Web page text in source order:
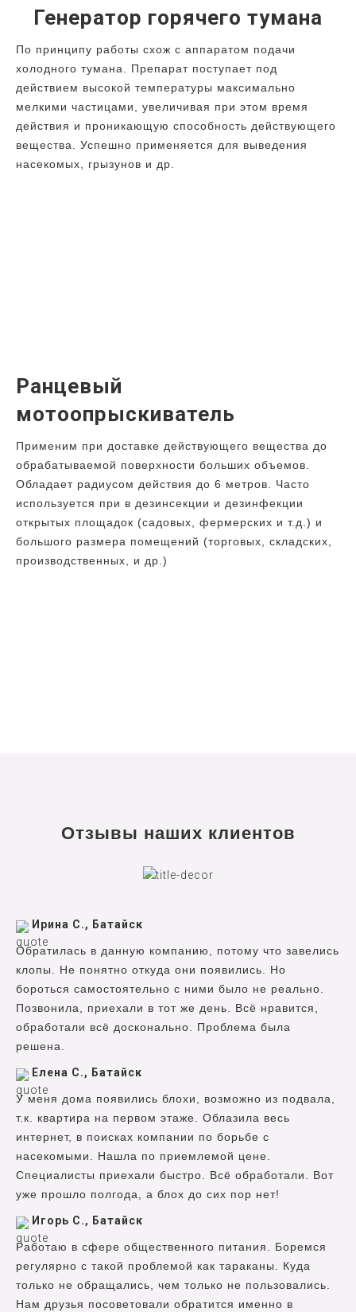
Генератор горячего тумана
По принципу работы схож с аппаратом подачи
холодного тумана. Препарат поступает под
действием высокой температуры максимально
мелкими частицами, увеличивая при этом время
действия и проникающую способность действующего
вещества. Успешно применяется для выведения
насекомых, грызунов и др.
Ранцевый
мотоопрыскиватель
Применим при доставке действующего вещества до
обрабатываемой поверхности больших объемов.
Обладает радиусом действия до 6 метров. Часто
используется при в дезинсекции и дезинфекции
открытых площадок (садовых, фермерских и т.д.) и
большого размера помещений (торговых, складских,
производственных, и др.)
Отзывы наших клиентов
Ирина С., Батайск
Обратилась в данную компанию, потому что завелись
клопы. Не понятно откуда они появились. Но
бороться самостоятельно с ними было не реально.
Позвонила, приехали в тот же день. Всё нравится,
обработали всё досконально. Проблема была
решена.
Елена С., Батайск
У меня дома появились блохи, возможно из подвала,
т.к. квартира на первом этаже. Облазила весь
интернет, в поисках компании по борьбе с
насекомыми. Нашла по приемлемой цене.
Специалисты приехали быстро. Всё обработали. Вот
уже прошло полгода, а блох до сих пор нет!
Игорь С., Батайск
Работаю в сфере общественного питания. Боремся
регулярно с такой проблемой как тараканы. Куда
только не обращались, чем только не пользовались.
Нам друзья посоветовали обратится именно в